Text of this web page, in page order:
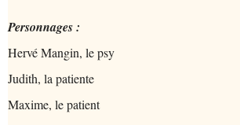
Personnages :
Hervé Mangin, le psy
Judith, la patiente
Maxime, le patient